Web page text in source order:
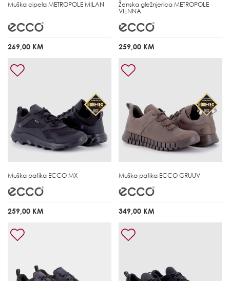
Muška cipela METROPOLE MILAN
269,00 KM
Ženska gležnjerica METROPOLE
VIENNA
259,00 KM
Muška patika ECCO MX
259,00 KM
Muška patika ECCO GRUUV
349,00 KM